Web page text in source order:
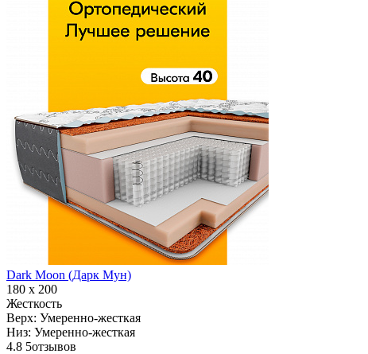
Dark Moon (Дарк Мун)
180 х 200
Жесткость
Верх: Умеренно-жесткая
Низ: Умеренно-жесткая
4.8 5отзывов